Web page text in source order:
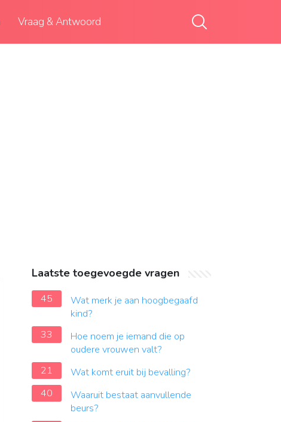
Vraag & Antwoord
Laatste toegevoegde vragen
45
Wat merk je aan hoogbegaafd
kind?
33
Hoe noem je iemand die op
oudere vrouwen valt?
21
Wat komt eruit bij bevalling?
40
Waaruit bestaat aanvullende
beurs?